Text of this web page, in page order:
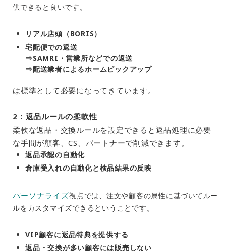
供できると良いです。
リアル店頭（BORIS）
宅配便での返送
⇒SAMRI・営業所などでの返送
⇒配送業者によるホームピックアップ
は標準として必要になってきています。
2：返品ルールの柔軟性
柔軟な返品・交換ルールを設定できると返品処理に必要
な手間が顧客、CS、パートナーで削減できます。
返品承認の自動化
倉庫受入れの自動化と検品結果の反映
パーソナライズ視点では、注文や顧客の属性に基づいてルー
ルをカスタマイズできるということです。
VIP顧客に返品特典を提供する
返品・交換が多い顧客には販売しない